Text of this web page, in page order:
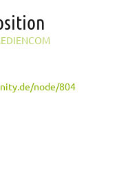
node/804